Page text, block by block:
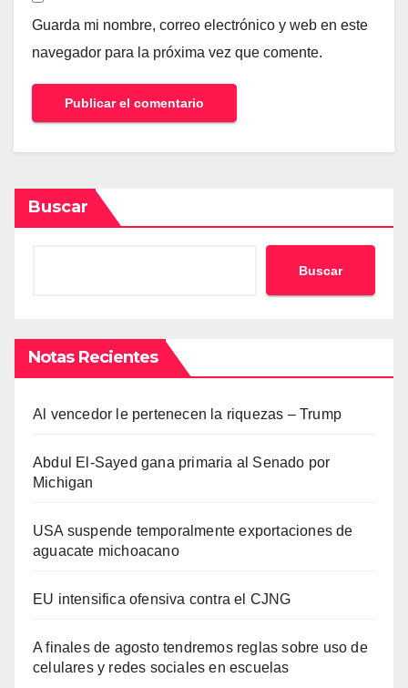
Guarda mi nombre, correo electrónico y web en este
navegador para la próxima vez que comente.
Buscar
Buscar
Notas Recientes
Al vencedor le pertenecen la riquezas – Trump
Abdul El-Sayed gana primaria al Senado por
Michigan
USA suspende temporalmente exportaciones de
aguacate michoacano
EU intensifica ofensiva contra el CJNG
A finales de agosto tendremos reglas sobre uso de
celulares y redes sociales en escuelas